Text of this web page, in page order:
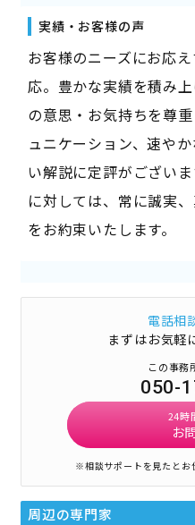
実績・お客様の声
お客様のニーズにお応
応。豊かな実績を積み
の意思・お気持ちを尊
ュニケーション、速や
い解説に定評がござい
に対しては、常に誠実
をお約束いたします。
電話相
まずはお気軽
この事務
050-
24時
お
※相談サポートを見たとお
周辺の専門家